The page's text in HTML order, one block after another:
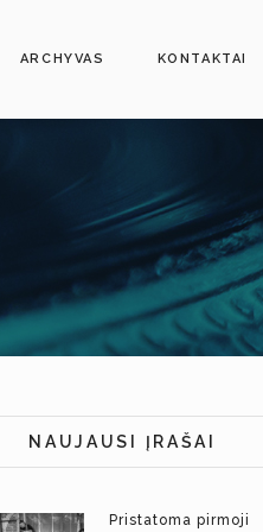
ARCHYVAS KONTAKTAI
NAUJAUSI ĮRAŠAI
Pristatoma pirmoji